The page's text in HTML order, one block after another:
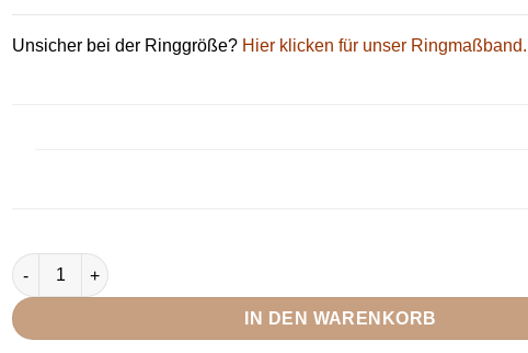
Unsicher bei der Ringgröße? Hier klicken für unser Ringmaßband.
DOOSTI Trauring / Partnerring Tantal 999/- Bicolor mit drei
IN DEN WARENKORB